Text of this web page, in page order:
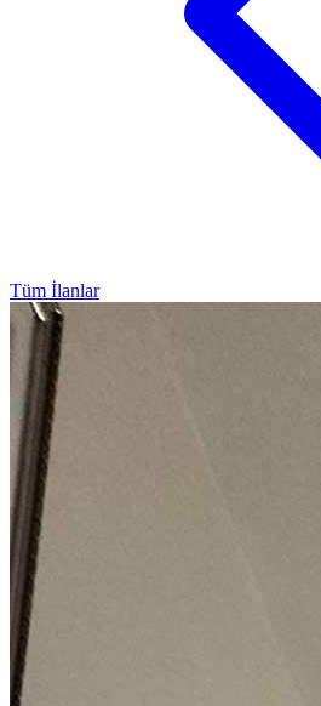
Tüm İlanlar